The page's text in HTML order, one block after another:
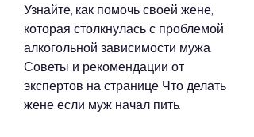
Узнайте, как помочь своей жене,
которая столкнулась с проблемой
алкогольной зависимости мужа.
Советы и рекомендации от
экспертов на странице Что делать
жене если муж начал пить.